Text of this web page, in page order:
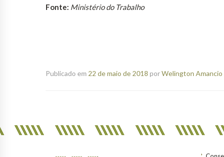
Fonte: Ministério do Trabalho
Publicado em 22 de maio de 2018 porWelington Amancio